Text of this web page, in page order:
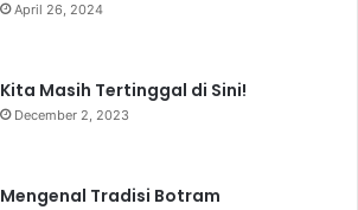
April 26, 2024
Kita Masih Tertinggal di Sini!
December 2, 2023
Mengenal Tradisi Botram